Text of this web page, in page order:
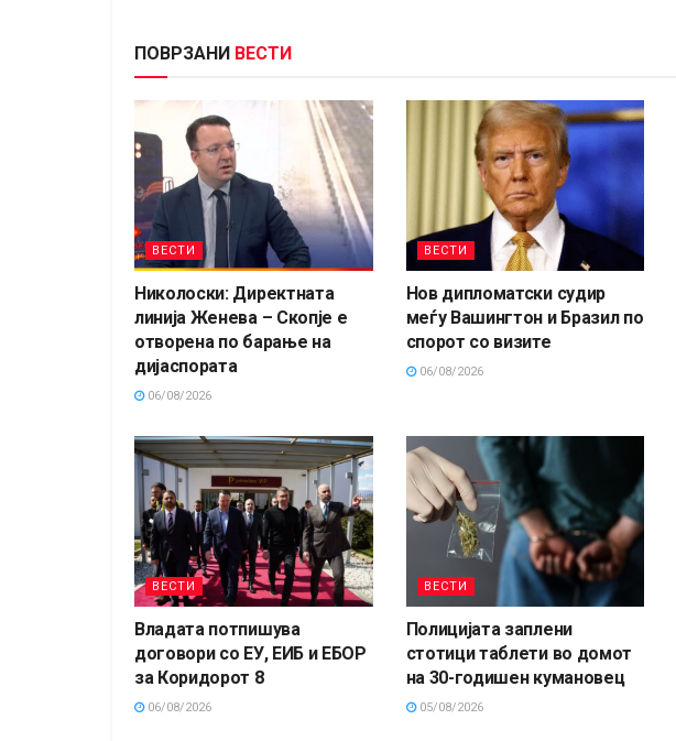
ПОВРЗАНИ ВЕСТИ
ВЕСТИ
Николоски: Директната
линија Женева – Скопје е
отворена по барање на
дијаспората
06/08/2026
ВЕСТИ
Нов дипломатски судир
меѓу Вашингтон и Бразил по
спорот со визите
06/08/2026
ВЕСТИ
Владата потпишува
договори со ЕУ, ЕИБ и ЕБОР
за Коридорот 8
06/08/2026
ВЕСТИ
Полицијата заплени
стотици таблети во домот
на 30-годишен кумановец
05/08/2026